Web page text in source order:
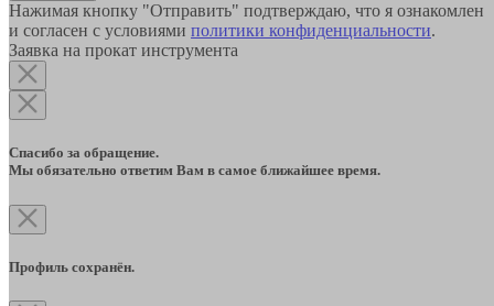
Нажимая кнопку "Отправить" подтверждаю, что я ознакомлен
и согласен с условиями политики конфиденциальности.
Заявка на прокат инструмента
Спасибо за обращение.
Мы обязательно ответим Вам в самое ближайшее время.
Профиль сохранён.